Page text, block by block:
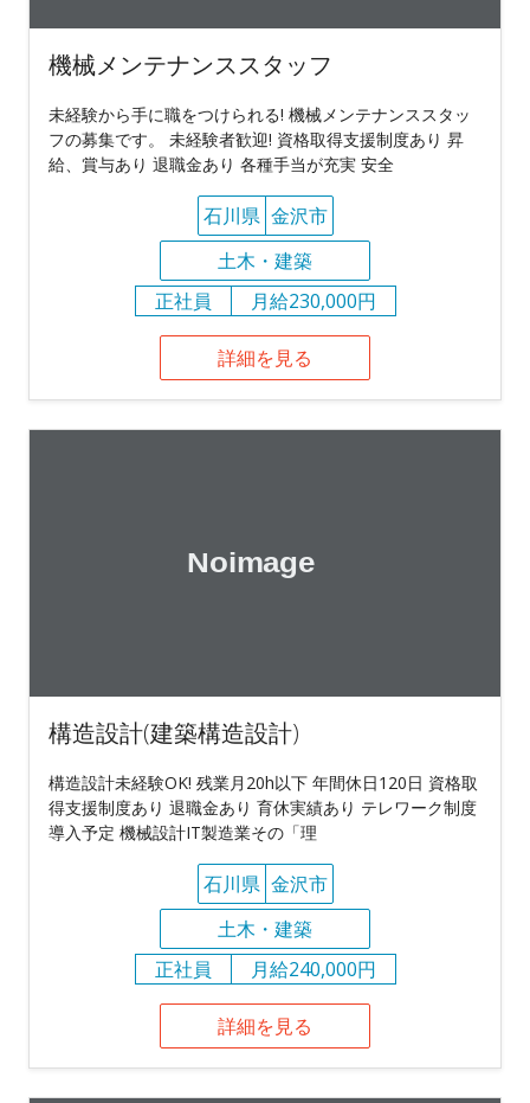
機械メンテナンススタッフ
未経験から手に職をつけられる! 機械メンテナンススタッ
フの募集です。 未経験者歓迎! 資格取得支援制度あり 昇
給、賞与あり 退職金あり 各種手当が充実 安全
石川県 金沢市
土木・建築
正社員
月給230,000円
詳細を見る
構造設計(建築構造設計)
構造設計未経験OK! 残業月20h以下 年間休日120日 資格取
得支援制度あり 退職金あり 育休実績あり テレワーク制度
導入予定 機械設計IT製造業その「理
石川県 金沢市
土木・建築
正社員
月給240,000円
詳細を見る